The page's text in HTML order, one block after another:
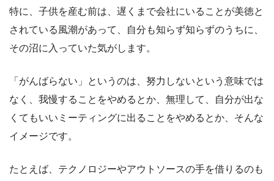
特に、子供を産む前は、遅くまで会社にいることが美徳と
されている風潮があって、自分も知らず知らずのうちに、
その沼に入っていた気がします。
「がんばらない」というのは、努力しないという意味では
なく、我慢することをやめるとか、無理して、自分が出な
くてもいいミーティングに出ることをやめるとか、そんな
イメージです。
たとえば、テクノロジーやアウトソースの手を借りるのも